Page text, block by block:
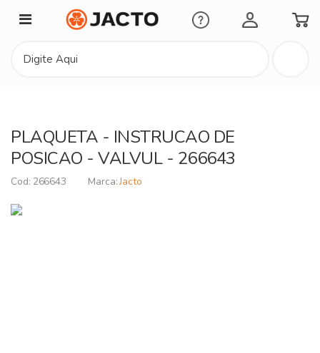
Minha Conta
PLAQUETA - INSTRUCAO DE
POSICAO - VALVUL - 266643
266643 Jacto